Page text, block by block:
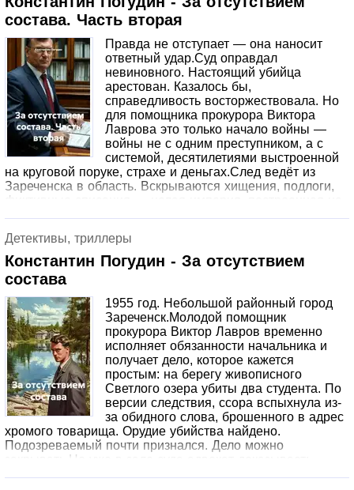
читателей, интересующихся развитием креативности и
продуктивного мышления.
состава. Часть вторая
Правда не отступает — она наносит
ответный удар.Суд оправдал
невиновного. Настоящий убийца
арестован. Казалось бы,
справедливость восторжествовала. Но
для помощника прокурора Виктора
Лаврова это только начало войны —
войны не с одним преступником, а с
системой, десятилетиями выстроенной
на круговой поруке, страхе и деньгах.След ведёт из
Зареченска в область. Вскрываются хищения, подлоги,
фиктивные списания — целая империя, построенная на
империи сидят люди, для которых закон — лишь
инструмент, а чужая жизнь — разменная монета.Теперь
Лаврову предстоит пройти путь от районной
прокуратуры до кабинетов Прокуратуры Союза. От
ночных допросов в полуподвале — до разговора с
генеральным прокурором Руденко. От борьбы за одно
дело — до схватки с партийной номенклатурой, которая
не привыкла проигрывать.Ему будут угрожать. Но он
знает: если остановиться сейчас — всё было зря.
Детективы, триллеры
Константин Погудин - За отсутствием
состава
1955 год. Небольшой районный город
Зареченск.Молодой помощник
прокурора Виктор Лавров временно
исполняет обязанности начальника и
получает дело, которое кажется
простым: на берегу живописного
Светлого озера убиты два студента. По
версии следствия, ссора вспыхнула из-
за обидного слова, брошенного в адрес
хромого товарища. Орудие убийства найдено.
Подозреваемый почти признался. Дело можно
закрывать.Но уже в зале суда адвокат доказывает: